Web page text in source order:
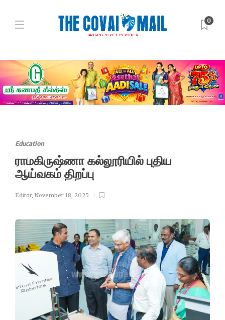
0
Education
ராமகிருஷ்ணா கல்லூரியில் புதிய
ஆய்வகம் திறப்பு
Editor, November 18, 2025